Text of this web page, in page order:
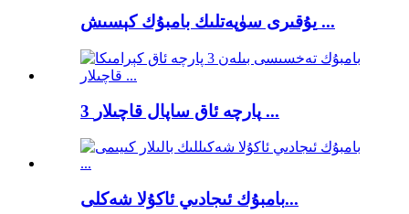
يۇقىرى سۈپەتلىك بامبۇك كېسىش ...
3 پارچە ئاق ساپال قاچىلار ...
بامبۇك ئىجادىي ئاكۇلا شەكلى...